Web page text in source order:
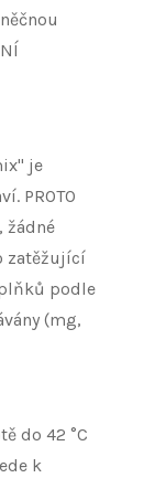
je
PROTO
žádné
zatěžující
podle
(mg,
do 42 °C
k